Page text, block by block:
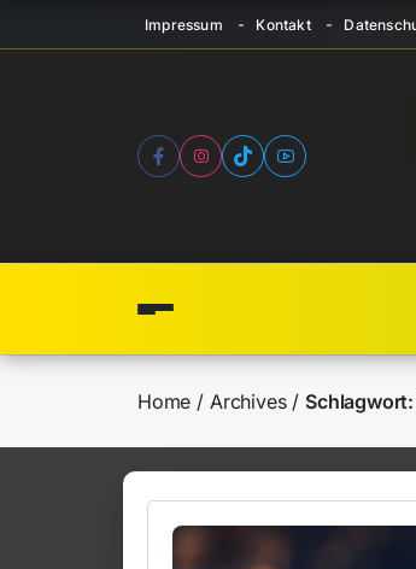
Impressum Kontakt
Home Archives Schlagwort: